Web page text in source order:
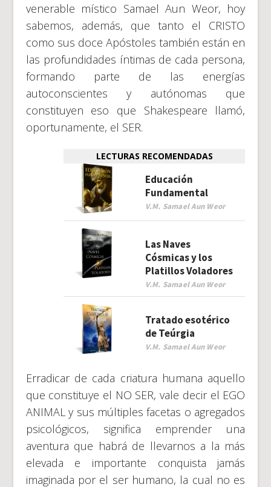
venerable místico Samael Aun Weor, hoy
sabemos, además, que tanto el CRISTO
como sus doce Apóstoles también están en
las profundidades íntimas de cada persona,
formando parte de las energías
autoconscientes y autónomas que
constituyen eso que Shakespeare llamó,
oportunamente, el SER.
LECTURAS RECOMENDADAS
Educación
Fundamental
V.M. Samael Aun Weor
Las Naves
Cósmicas y los
Platillos Voladores
V.M. Samael Aun Weor
Tratado esotérico
de Teúrgia
V.M. Samael Aun Weor
Erradicar de cada criatura humana aquello
que constituye el NO SER, vale decir el EGO
ANIMAL y sus múltiples facetas o agregados
psicológicos, significa emprender una
aventura que habrá de llevarnos a la más
elevada e importante conquista jamás
imaginada por el ser humano, la cual no es